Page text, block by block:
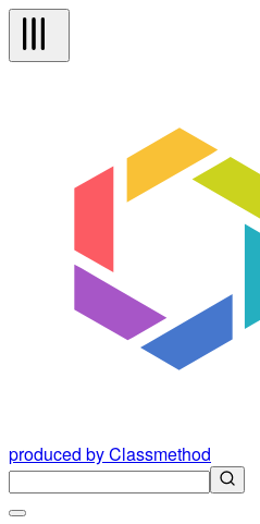
produced by Classmethod